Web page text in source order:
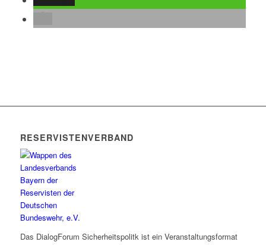
RESERVISTENVERBAND
Das DialogForum Sicherheitspolitk ist ein Veranstaltungsformat